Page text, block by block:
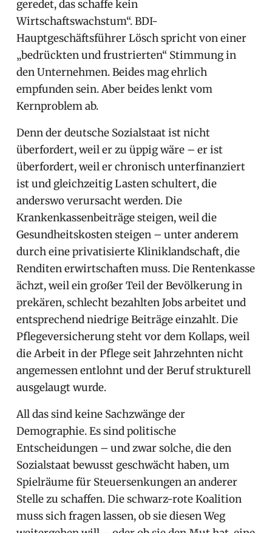
geredet, das schaffe kein
Wirtschaftswachstum“. BDI-
Hauptgeschäftsführer Lösch spricht von einer
„bedrückten und frustrierten“ Stimmung in
den Unternehmen. Beides mag ehrlich
empfunden sein. Aber beides lenkt vom
Kernproblem ab.
Denn der deutsche Sozialstaat ist nicht
überfordert, weil er zu üppig wäre – er ist
überfordert, weil er chronisch unterfinanziert
ist und gleichzeitig Lasten schultert, die
anderswo verursacht werden. Die
Krankenkassenbeiträge steigen, weil die
Gesundheitskosten steigen – unter anderem
durch eine privatisierte Kliniklandschaft, die
Renditen erwirtschaften muss. Die Rentenkasse
ächzt, weil ein großer Teil der Bevölkerung in
prekären, schlecht bezahlten Jobs arbeitet und
entsprechend niedrige Beiträge einzahlt. Die
Pflegeversicherung steht vor dem Kollaps, weil
die Arbeit in der Pflege seit Jahrzehnten nicht
angemessen entlohnt und der Beruf strukturell
ausgelaugt wurde.
All das sind keine Sachzwänge der
Demographie. Es sind politische
Entscheidungen – und zwar solche, die den
Sozialstaat bewusst geschwächt haben, um
Spielräume für Steuersenkungen an anderer
Stelle zu schaffen. Die schwarz-rote Koalition
muss sich fragen lassen, ob sie diesen Weg